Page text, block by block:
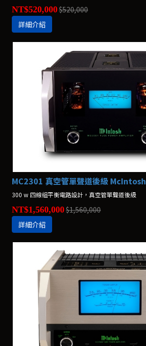
NT$520,000$520,000
詳細介紹
MC2301 真空管單聲道後級 McIntosh
300 w 四線組平衡電路設計，真空管單聲道後級
NT$1,560,000$1,560,000
詳細介紹